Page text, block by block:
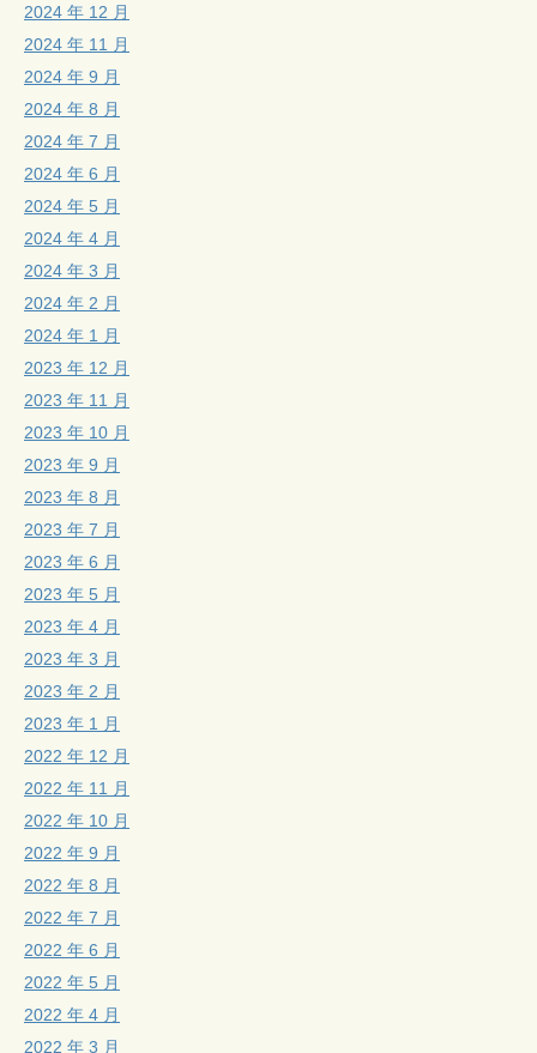
2024 年 12 月
2024 年 11 月
2024 年 9 月
2024 年 8 月
2024 年 7 月
2024 年 6 月
2024 年 5 月
2024 年 4 月
2024 年 3 月
2024 年 2 月
2024 年 1 月
2023 年 12 月
2023 年 11 月
2023 年 10 月
2023 年 9 月
2023 年 8 月
2023 年 7 月
2023 年 6 月
2023 年 5 月
2023 年 4 月
2023 年 3 月
2023 年 2 月
2023 年 1 月
2022 年 12 月
2022 年 11 月
2022 年 10 月
2022 年 9 月
2022 年 8 月
2022 年 7 月
2022 年 6 月
2022 年 5 月
2022 年 4 月
2022 年 3 月